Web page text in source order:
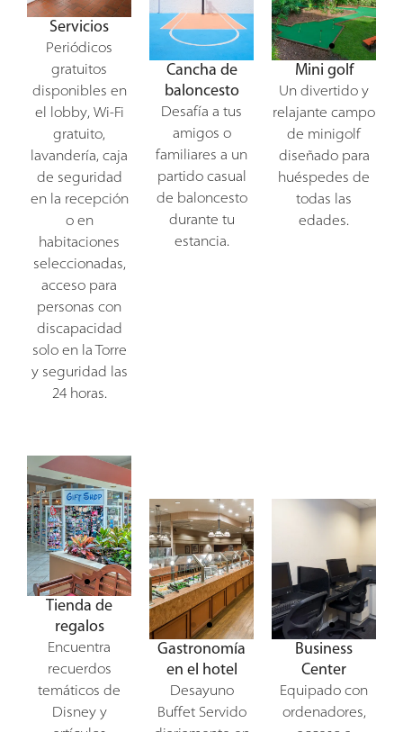
Servicios
Periódicos
gratuitos
disponibles en
el lobby, Wi-Fi
gratuito,
lavandería, caja
de seguridad
en la recepción
o en
habitaciones
seleccionadas,
acceso para
personas con
discapacidad
solo en la Torre
y seguridad las
24 horas.
Cancha de
baloncesto
Desafía a tus
amigos o
familiares a un
partido casual
de baloncesto
durante tu
estancia.
Mini golf
Un divertido y
relajante campo
de minigolf
diseñado para
huéspedes de
todas las
edades.
Tienda de
regalos
Encuentra
recuerdos
temáticos de
Disney y
Gastronomía
en el hotel
Desayuno
Buffet Servido
Business
Center
Equipado con
ordenadores,